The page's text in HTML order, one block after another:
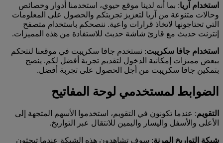
استخدام آريا: بما أنه لدينا موقع حيوي، استخدمنا أدوار وخصائص
وحالات متنوعة من آريا لتعزيز تجربتكم والحصول على المعلومات
التي تحتاجونها لاتخاذ قرارات واعية. ننصحكم باستخدام متصفح
إنترنت حديث مع قارئ شاشة حديث للاستفادة من هذه المميزات.
استخدام جافا سكريبت: نستخدم جافا سكريبت في موقعنا لنتحكم
ببعض مميزات إمكانية الدخول لتقديم تجربة أفضل لكم. ينصح
بتمكين جافا سكريبت من أجل الحصول على تجربة أفضل.
الضوابط لمستخدمي لوحة المفاتيح
التقويم: عندما تكونون في التقويم، استخدموا الأسهم المتجهة إلى
الأعلى والأسفل واليسار واليمين للانتقال عبر التواريخ.
شبكة التواريخ المرنة: سوف تشاهدون هذه الشبكة عندما تبحثون